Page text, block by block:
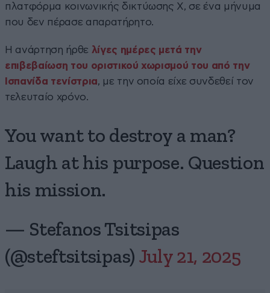
πλατφόρμα κοινωνικής δικτύωσης Χ, σε ένα μήνυμα
που δεν πέρασε απαρατήρητο.
Η ανάρτηση ήρθε λίγες ημέρες μετά την
επιβεβαίωση του οριστικού χωρισμού του από την
Ισπανίδα τενίστρια, με την οποία είχε συνδεθεί τον
τελευταίο χρόνο.
You want to destroy a man?
Laugh at his purpose. Question
his mission.
— Stefanos Tsitsipas
(@steftsitsipas) July 21, 2025